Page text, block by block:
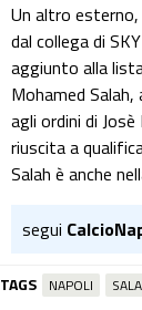
Un altro
dal collega di
aggiunto alla
Mohamed
agli ordini di
riuscita a
Salah è anche
segui
TAGS NAPOLI